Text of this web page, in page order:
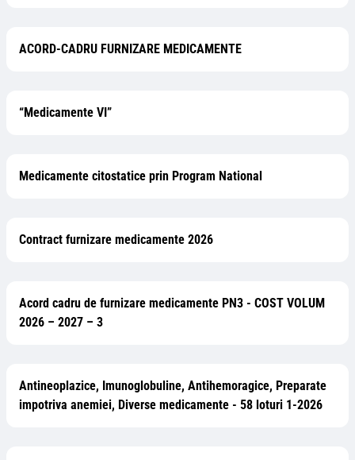
ACORD-CADRU FURNIZARE MEDICAMENTE
“Medicamente VI”
Medicamente citostatice prin Program National
Contract furnizare medicamente 2026
Acord cadru de furnizare medicamente PN3 - COST VOLUM
2026 – 2027 – 3
Antineoplazice, Imunoglobuline, Antihemoragice, Preparate
impotriva anemiei, Diverse medicamente - 58 loturi 1-2026